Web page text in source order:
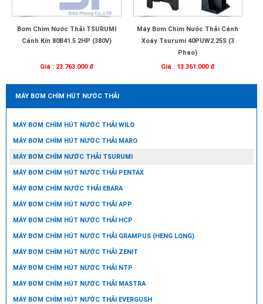
Bơm Chìm Nước Thải TSURUMI
Cánh Kín 80B41.5 2HP (380V)
Giá : 23.763.000 đ
Máy Bơm Chìm Nước Thải Cánh
Xoáy Tsurumi 40PUW2.25S (3
Phao)
Giá : 13.361.000 đ
MÁY BƠM CHÌM HÚT NƯỚC THẢI
MÁY BƠM CHÌM HÚT NƯỚC THẢI WILO
MÁY BƠM CHÌM HÚT NƯỚC THẢI MARO
MÁY BƠM CHÌM NƯỚC THẢI TSURUMI
MÁY BƠM CHÌM HÚT NƯỚC THẢI PENTAX
MÁY BƠM CHÌM NƯỚC THẢI EBARA
MÁY BƠM CHÌM HÚT NƯỚC THẢI APP
MÁY BƠM CHÌM HÚT NƯỚC THẢI HCP
MÁY BƠM CHÌM HÚT NƯỚC THẢI GRAMPUS (HENG LONG)
MÁY BƠM CHÌM HÚT NƯỚC THẢI ZENIT
MÁY BƠM CHÌM HÚT NƯỚC THẢI NTP
MÁY BƠM CHÌM HÚT NƯỚC THẢI MASTRA
MÁY BƠM CHÌM HÚT NƯỚC THẢI EVERGUSH